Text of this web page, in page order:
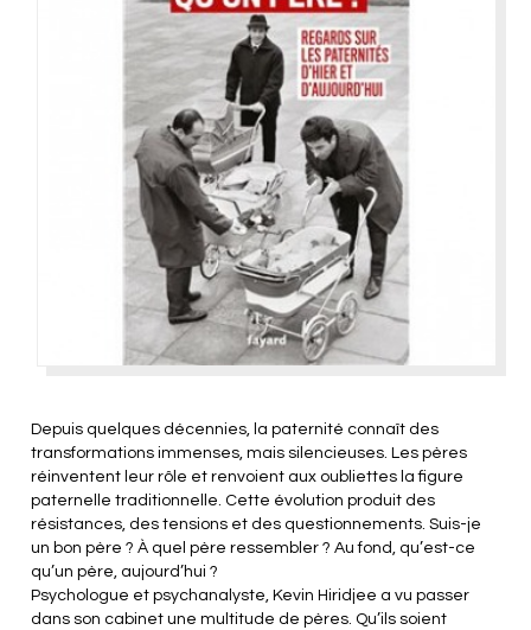
Depuis quelques décennies, la paternité connaît des
transformations immenses, mais silencieuses. Les pères
réinventent leur rôle et renvoient aux oubliettes la figure
paternelle traditionnelle. Cette évolution produit des
résistances, des tensions et des questionnements. Suis-je
un bon père ? À quel père ressembler ? Au fond, qu’est-ce
qu’un père, aujourd’hui ?
Psychologue et psychanalyste, Kevin Hiridjee a vu passer
dans son cabinet une multitude de pères. Qu’ils soient